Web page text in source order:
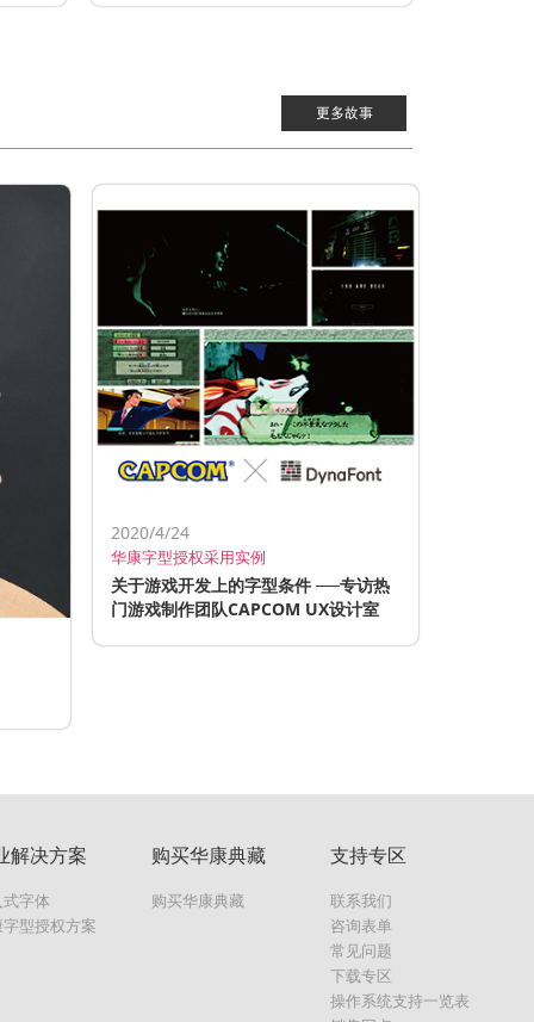
更多故事
2020/4/24
华康字型授权采用实例
关于游戏开发上的字型条件 ──专访热
门游戏制作团队CAPCOM UX设计室
解决方案
字体
型授权方案
购买华康典藏
购买华康典藏
支持专区
联系我们
咨询表单
常见问题
下载专区
操作系统支持一览表